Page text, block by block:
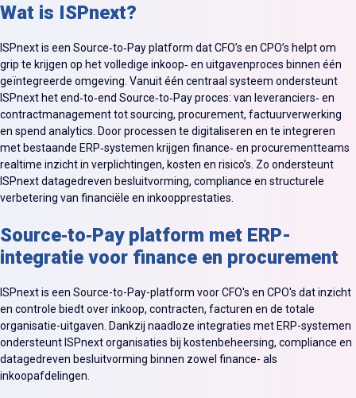
Wat is ISPnext?
ISPnext is een Source‑to‑Pay platform dat CFO’s en CPO’s helpt om
grip te krijgen op het volledige inkoop‑ en uitgavenproces binnen één
geïntegreerde omgeving. Vanuit één centraal systeem ondersteunt
ISPnext het end‑to‑end Source‑to‑Pay proces: van leveranciers‑ en
contractmanagement tot sourcing, procurement, factuurverwerking
en spend analytics. Door processen te digitaliseren en te integreren
met bestaande ERP‑systemen krijgen finance‑ en procurementteams
realtime inzicht in verplichtingen, kosten en risico’s. Zo ondersteunt
ISPnext datagedreven besluitvorming, compliance en structurele
verbetering van financiële en inkoopprestaties.
Source‑to‑Pay platform met ERP-
integratie voor finance en procurement
ISPnext is een Source-to-Pay-platform voor CFO's en CPO's dat inzicht
en controle biedt over inkoop, contracten, facturen en de totale
organisatie-uitgaven. Dankzij naadloze integraties met ERP-systemen
ondersteunt ISPnext organisaties bij kostenbeheersing, compliance en
datagedreven besluitvorming binnen zowel finance- als
inkoopafdelingen.